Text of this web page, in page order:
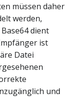
müssen daher
werden,
dient
ist
Datei
und